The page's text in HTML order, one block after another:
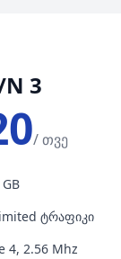
N 3
/ თვე
ტრაფიკი
4, 2.56 Mhz